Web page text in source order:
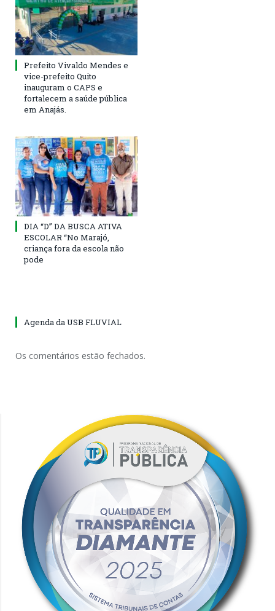
Prefeito Vivaldo Mendes e
vice-prefeito Quito
inauguram o CAPS e
fortalecem a saúde pública
em Anajás.
DIA “D” DA BUSCA ATIVA
ESCOLAR “No Marajó,
criança fora da escola não
pode
Agenda da USB FLUVIAL
Os comentários estão fechados.